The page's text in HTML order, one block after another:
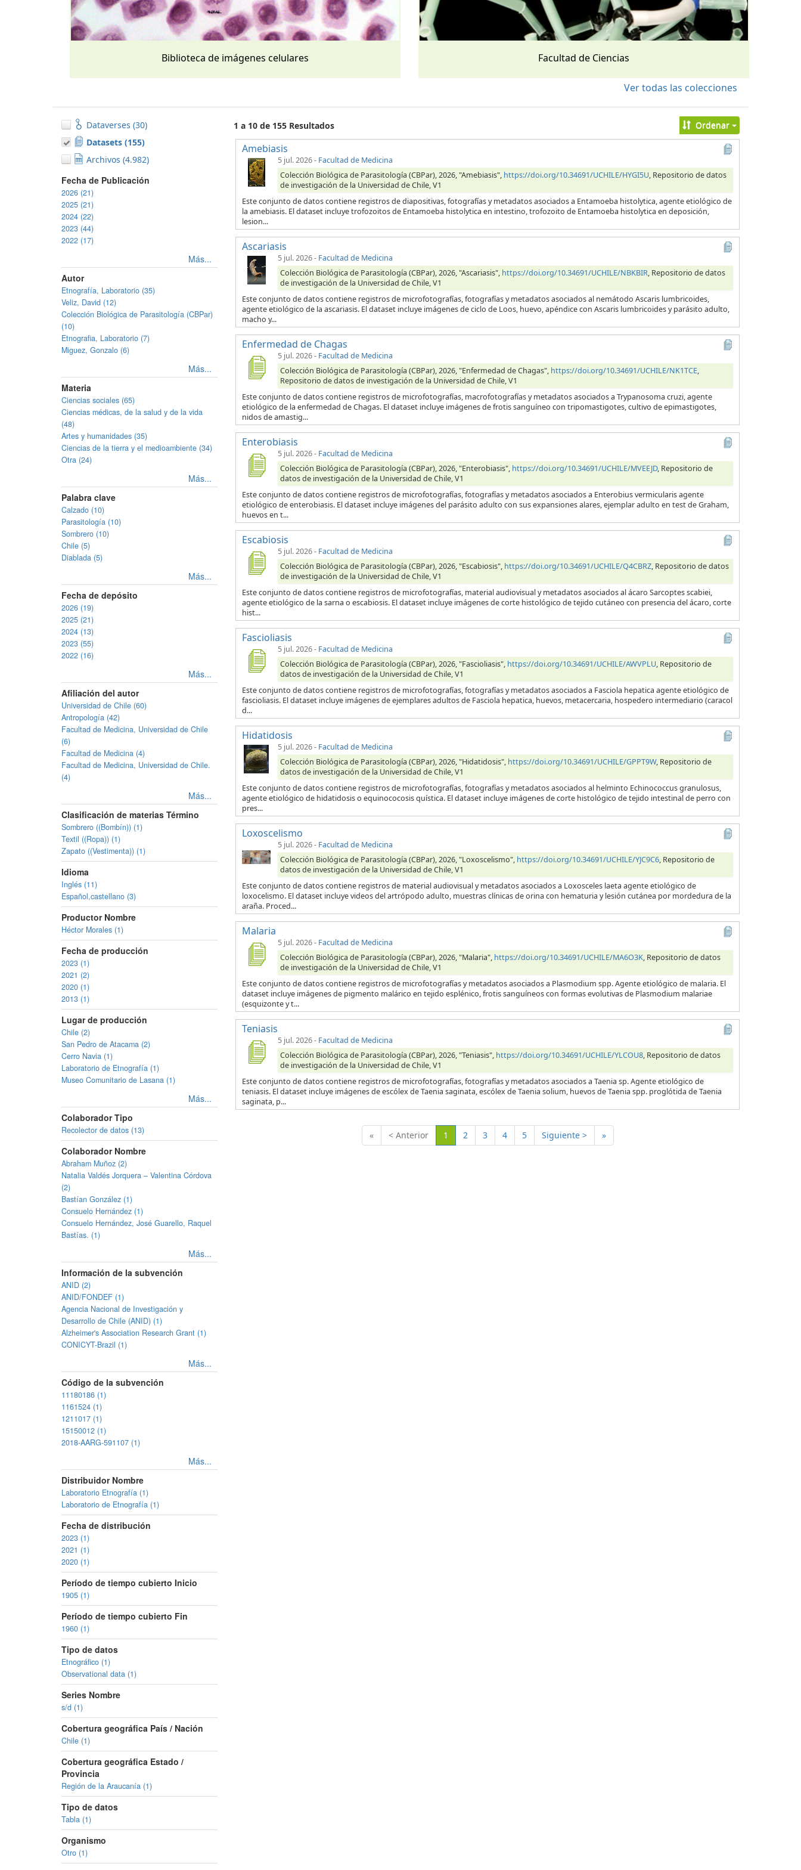
Biblioteca de imágenes celulares Facultad de Ciencias
Ver todas las colecciones
Dataverses (30)
Datasets (155)
Archivos (4.982)
Fecha de Publicación
2026 (21)
2025 (21)
2024 (22)
2023 (44)
2022 (17)
Más...
Autor
Etnografía, Laboratorio (35)
Veliz, David (12)
Colección Biológica de Parasitología (CBPar)
(10)
Etnografia, Laboratorio (7)
Miguez, Gonzalo (6)
Más...
Materia
Ciencias sociales (65)
Ciencias médicas, de la salud y de la vida
(48)
Artes y humanidades (35)
Ciencias de la tierra y el medioambiente (34)
Otra (24)
Más...
Palabra clave
Calzado (10)
Parasitología (10)
Sombrero (10)
Chile (5)
Diablada (5)
Más...
Fecha de depósito
2026 (19)
2025 (21)
2024 (13)
2023 (55)
2022 (16)
Más...
Afiliación del autor
Universidad de Chile (60)
Antropología (42)
Facultad de Medicina, Universidad de Chile
(6)
Facultad de Medicina (4)
Facultad de Medicina, Universidad de Chile.
(4)
Más...
Clasificación de materias Término
Sombrero ((Bombín)) (1)
Textil ((Ropa)) (1)
Zapato ((Vestimenta)) (1)
Idioma
Inglés (11)
Español,castellano (3)
Productor Nombre
Héctor Morales (1)
Fecha de producción
2023 (1)
2021 (2)
2020 (1)
2013 (1)
Lugar de producción
Chile (2)
San Pedro de Atacama (2)
Cerro Navia (1)
Laboratorio de Etnografía (1)
Museo Comunitario de Lasana (1)
Más...
Colaborador Tipo
Recolector de datos (13)
Colaborador Nombre
Abraham Muñoz (2)
Natalia Valdés Jorquera – Valentina Córdova
(2)
Bastían González (1)
Consuelo Hernández (1)
Consuelo Hernández, José Guarello, Raquel
Bastías. (1)
Más...
Información de la subvención
ANID (2)
ANID/FONDEF (1)
Agencia Nacional de Investigación y
Desarrollo de Chile (ANID) (1)
Alzheimer's Association Research Grant (1)
CONICYT-Brazil (1)
Más...
Código de la subvención
11180186 (1)
1161524 (1)
1211017 (1)
15150012 (1)
2018-AARG-591107 (1)
Más...
Distribuidor Nombre
Laboratorio Etnografía (1)
Laboratorio de Etnografía (1)
Fecha de distribución
2023 (1)
2021 (1)
2020 (1)
Período de tiempo cubierto Inicio
1905 (1)
Período de tiempo cubierto Fin
1960 (1)
Tipo de datos
Etnográfico (1)
Observational data (1)
Series Nombre
s/d (1)
Cobertura geográfica País / Nación
Chile (1)
Cobertura geográfica Estado /
Provincia
Región de la Araucanía (1)
Tipo de datos
Tabla (1)
Organismo
Otro (1)
1 a 10 de 155 Resultados Ordenar
Amebiasis
5 jul. 2026- Facultad de Medicina
Colección Biológica de Parasitología (CBPar), 2026, "Amebiasis", https://doi.org/10.34691/UCHILE/HYGI5U, Repositorio de datos
de investigación de la Universidad de Chile, V1
Este conjunto de datos contiene registros de diapositivas, fotografías y metadatos asociados a Entamoeba histolytica, agente etiológico de
la amebiasis. El dataset incluye trofozoitos de Entamoeba histolytica en intestino, trofozoito de Entamoeba histolytica en deposición,
lesion...
Ascariasis
5 jul. 2026- Facultad de Medicina
Colección Biológica de Parasitología (CBPar), 2026, "Ascariasis", https://doi.org/10.34691/UCHILE/NBKBIR, Repositorio de datos
de investigación de la Universidad de Chile, V1
Este conjunto de datos contiene registros de microfotografías, fotografías y metadatos asociados al nemátodo Ascaris lumbricoides,
agente etiológico de la ascariasis. El dataset incluye imágenes de ciclo de Loos, huevo, apéndice con Ascaris lumbricoides y parásito adulto,
macho y...
Enfermedad de Chagas
5 jul. 2026- Facultad de Medicina
Colección Biológica de Parasitología (CBPar), 2026, "Enfermedad de Chagas", https://doi.org/10.34691/UCHILE/NK1TCE,
Repositorio de datos de investigación de la Universidad de Chile, V1
Este conjunto de datos contiene registros de microfotografías, macrofotografías y metadatos asociados a Trypanosoma cruzi, agente
etiológico de la enfermedad de Chagas. El dataset incluye imágenes de frotis sanguíneo con tripomastigotes, cultivo de epimastigotes,
nidos de amastig...
Enterobiasis
5 jul. 2026- Facultad de Medicina
Colección Biológica de Parasitología (CBPar), 2026, "Enterobiasis", https://doi.org/10.34691/UCHILE/MVEEJD, Repositorio de
datos de investigación de la Universidad de Chile, V1
Este conjunto de datos contiene registros de microfotografías, fotografías y metadatos asociados a Enterobius vermicularis agente
etiológico de enterobiasis. El dataset incluye imágenes del parásito adulto con sus expansiones alares, ejemplar adulto en test de Graham,
huevos en t...
Escabiosis
5 jul. 2026- Facultad de Medicina
Colección Biológica de Parasitología (CBPar), 2026, "Escabiosis", https://doi.org/10.34691/UCHILE/Q4CBRZ, Repositorio de datos
de investigación de la Universidad de Chile, V1
Este conjunto de datos contiene registros de microfotografías, material audiovisual y metadatos asociados al ácaro Sarcoptes scabiei,
agente etiológico de la sarna o escabiosis. El dataset incluye imágenes de corte histológico de tejido cutáneo con presencia del ácaro, corte
hist...
Fascioliasis
5 jul. 2026- Facultad de Medicina
Colección Biológica de Parasitología (CBPar), 2026, "Fascioliasis", https://doi.org/10.34691/UCHILE/AWVPLU, Repositorio de
datos de investigación de la Universidad de Chile, V1
Este conjunto de datos contiene registros de microfotografías, fotografías y metadatos asociados a Fasciola hepatica agente etiológico de
fascioliasis. El dataset incluye imágenes de ejemplares adultos de Fasciola hepatica, huevos, metacercaria, hospedero intermediario (caracol
d...
Hidatidosis
5 jul. 2026- Facultad de Medicina
Colección Biológica de Parasitología (CBPar), 2026, "Hidatidosis", https://doi.org/10.34691/UCHILE/GPPT9W, Repositorio de
datos de investigación de la Universidad de Chile, V1
Este conjunto de datos contiene registros de microfotografías, fotografías y metadatos asociados al helminto Echinococcus granulosus,
agente etiológico de hidatidosis o equinococosis quística. El dataset incluye imágenes de corte histológico de tejido intestinal de perro con
pres...
Loxoscelismo
5 jul. 2026- Facultad de Medicina
Colección Biológica de Parasitología (CBPar), 2026, "Loxoscelismo", https://doi.org/10.34691/UCHILE/YJC9C6, Repositorio de
datos de investigación de la Universidad de Chile, V1
Este conjunto de datos contiene registros de material audiovisual y metadatos asociados a Loxosceles laeta agente etiológico de
loxocelismo. El dataset incluye videos del artrópodo adulto, muestras clínicas de orina con hematuria y lesión cutánea por mordedura de la
araña. Proced...
Malaria
5 jul. 2026- Facultad de Medicina
Colección Biológica de Parasitología (CBPar), 2026, "Malaria", https://doi.org/10.34691/UCHILE/MA6O3K, Repositorio de datos
de investigación de la Universidad de Chile, V1
Este conjunto de datos contiene registros de microfotografías y metadatos asociados a Plasmodium spp. Agente etiológico de malaria. El
dataset incluye imágenes de pigmento malárico en tejido esplénico, frotis sanguíneos con formas evolutivas de Plasmodium malariae
(esquizonte y t...
Teniasis
5 jul. 2026- Facultad de Medicina
Colección Biológica de Parasitología (CBPar), 2026, "Teniasis", https://doi.org/10.34691/UCHILE/YLCOU8, Repositorio de datos
de investigación de la Universidad de Chile, V1
Este conjunto de datos contiene registros de microfotografías, fotografías y metadatos asociados a Taenia sp. Agente etiológico de
teniasis. El dataset incluye imágenes de escólex de Taenia saginata, escólex de Taenia solium, huevos de Taenia spp. proglótida de Taenia
saginata, p...
« < Anterior 1 (Actual)
2 3 4 5 Siguiente > »